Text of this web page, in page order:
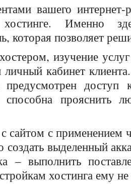
вашего
Именно
которая позволяет
изучение
личный кабинет
предусмотрен доступ
способна прояснить
сайтом с применением
выделенный
– выполнить
хостинга ему